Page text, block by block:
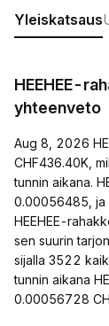
Yleiskatsaus
HEEHEE-
yhteenveto
Aug 8, 2026
CHF436.40K,
tunnin aikana.
0.00056485, ja
HEEHEE-
sen suurin
sijalla 3522
tunnin aikana
0.00056728